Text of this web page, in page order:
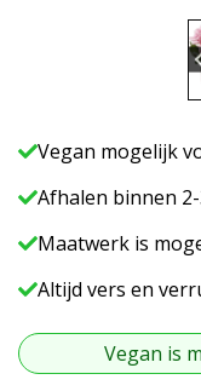
Vegan mogelijk
Afhalen binnen
Maatwerk is
Altijd vers en
Vegan is